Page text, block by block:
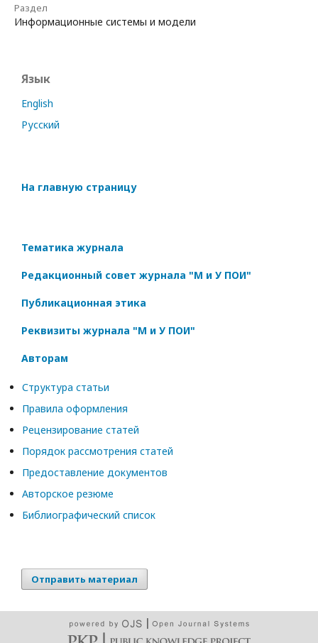
Раздел
Информационные системы и модели
Язык
English
Русский
На главную страницу
Тематика журнала
Редакционный совет журнала "М и У ПОИ"
Публикационная этика
Реквизиты журнала "М и У ПОИ"
Авторам
Структура статьи
Правила оформления
Рецензирование статей
Порядок рассмотрения статей
Предоставление документов
Авторское резюме
Библиографический список
Отправить материал